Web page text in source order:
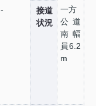
-
接道
状況
一方
公道
南 幅
員6.2
m